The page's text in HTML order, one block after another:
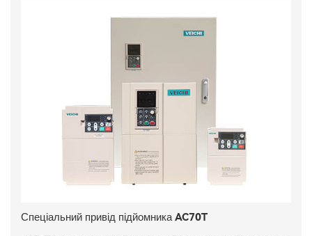
Спеціальний привід підйомника AC70T